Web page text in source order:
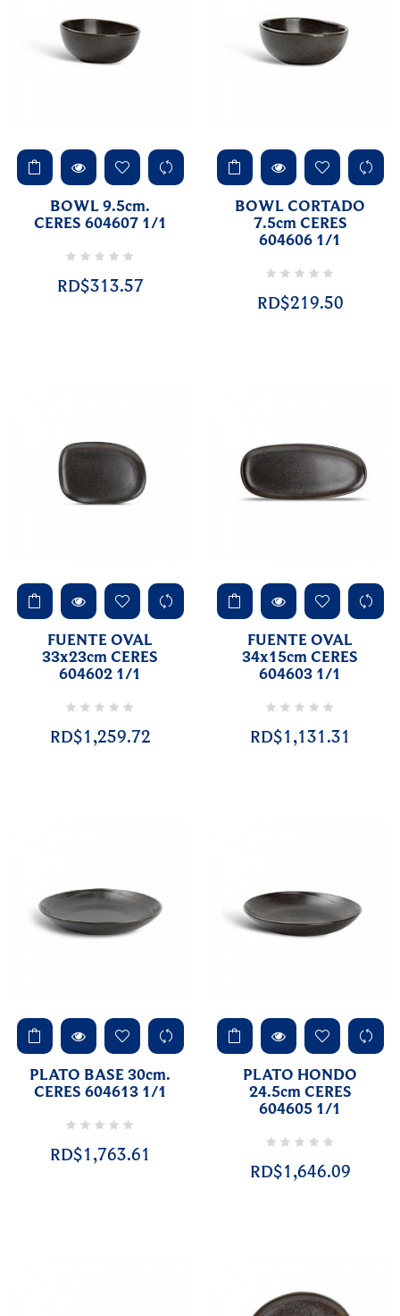
BOWL 9.5cm.
CERES 604607 1/1
RD$313.57
BOWL CORTADO
7.5cm CERES
604606 1/1
RD$219.50
FUENTE OVAL
33x23cm CERES
604602 1/1
RD$1,259.72
FUENTE OVAL
34x15cm CERES
604603 1/1
RD$1,131.31
PLATO BASE 30cm.
CERES 604613 1/1
RD$1,763.61
PLATO HONDO
24.5cm CERES
604605 1/1
RD$1,646.09